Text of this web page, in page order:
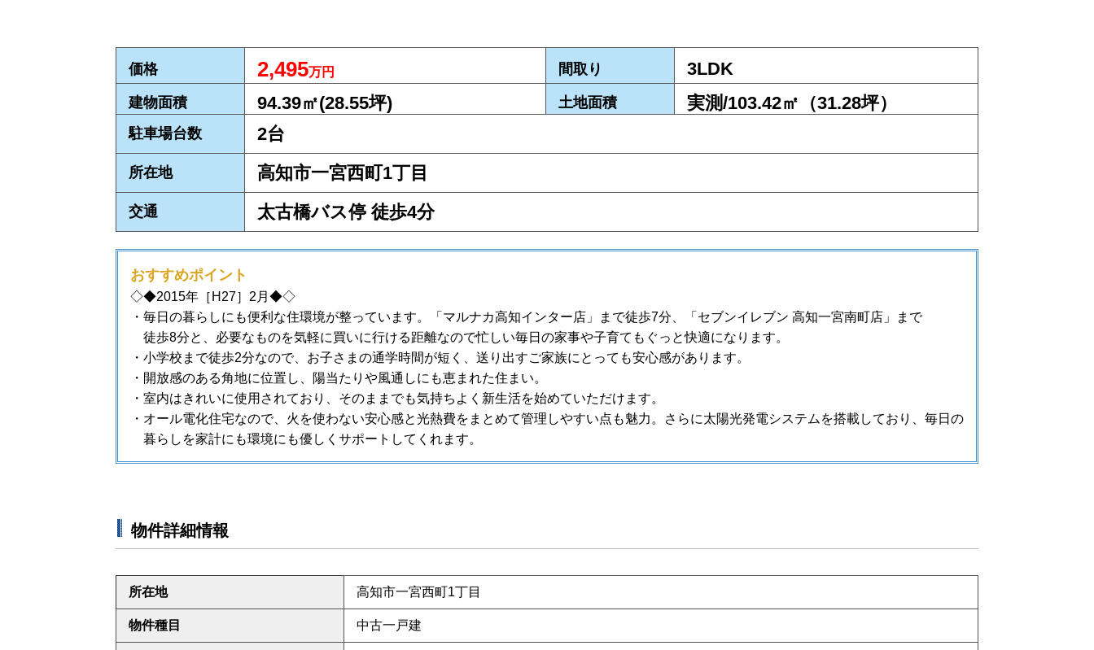
価格 2,495万円 間取り 3LDK
建物面積 94.39㎡(28.55坪) 土地面積 実測/103.42㎡（31.28坪）
駐車場台数 2台
所在地 高知市一宮西町1丁目
交通 太古橋バス停 徒歩4分
おすすめポイント
◇◆2015年［H27］2 月 ◆◇
・毎日の暮らしにも便利な住環境が整っています。「マルナカ高知インター店」まで徒歩7分、「 セブンイレブン 高知一宮南町店 」まで
徒歩8分と、 必要なものを気軽に買いに行ける距離なので忙しい毎日の家事や子育て もぐっと快適になります。
・小学校まで徒歩2分なので、お子さまの通学時間が短く、送り出すご家族にとっても安心感があります。
・開放感のある角地に位置し、陽当たりや風通しにも恵まれた住まい。
・室内はきれいに使用されており、そのままでも気持ちよく新生活を始めていただけます。
・オール電化住宅なので、火を使わない安心感と光熱費をまとめて管理しやすい点も魅力。さらに太陽光発電システムを搭載しており、毎日の
暮らしを家計にも環境にも優しくサポートしてくれます。
物件詳細情報
所在地 高知市一宮西町1丁目
物件種目 中古一戸建